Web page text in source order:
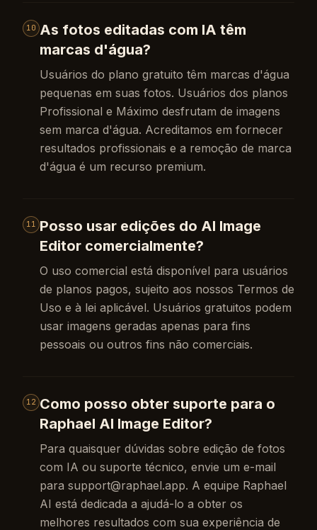
10 As fotos editadas com IA têm
marcas d'água?
Usuários do plano gratuito têm marcas d'água
pequenas em suas fotos. Usuários dos planos
Profissional e Máximo desfrutam de imagens
sem marca d'água. Acreditamos em fornecer
resultados profissionais e a remoção de marca
d'água é um recurso premium.
11 Posso usar edições do AI Image
Editor comercialmente?
O uso comercial está disponível para usuários
de planos pagos, sujeito aos nossos Termos de
Uso e à lei aplicável. Usuários gratuitos podem
usar imagens geradas apenas para fins
pessoais ou outros fins não comerciais.
12 Como posso obter suporte para o
Raphael AI Image Editor?
Para quaisquer dúvidas sobre edição de fotos
com IA ou suporte técnico, envie um e-mail
para support@raphael.app. A equipe Raphael
AI está dedicada a ajudá-lo a obter os
melhores resultados com sua experiência de